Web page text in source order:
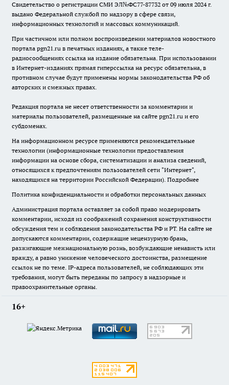
Свидетельство о регистрации СМИ ЭЛ№ФС77-87732 от 09 июля 2024 г.
выдано Федеральной службой по надзору в сфере связи,
информационных технологий и массовых коммуникаций.
При частичном или полном воспроизведении материалов новостного
портала pgn21.ru в печатных изданиях, а также теле-
радиосообщениях ссылка на издание обязательна. При использовании
в Интернет-изданиях прямая гиперссылка на ресурс обязательна, в
противном случае будут применены нормы законодательства РФ об
авторских и смежных правах.
Редакция портала не несет ответственности за комментарии и
материалы пользователей, размещенные на сайте pgn21.ru и его
субдоменах.
На информационном ресурсе применяются рекомендательные
технологии (информационные технологии предоставления
информации на основе сбора, систематизации и анализа сведений,
относящихся к предпочтениям пользователей сети "Интернет",
находящихся на территории Российской Федерации). Подробнее
Политика конфиденциальности и обработки персональных данных
Администрация портала оставляет за собой право модерировать
комментарии, исходя из соображений сохранения конструктивности
обсуждения тем и соблюдения законодательства РФ и РТ. На сайте не
допускаются комментарии, содержащие нецензурную брань,
разжигающие межнациональную рознь, возбуждающие ненависть или
вражду, а равно унижение человеческого достоинства, размещение
ссылок не по теме. IP-адреса пользователей, не соблюдающих эти
требования, могут быть переданы по запросу в надзорные и
правоохранительные органы.
16+